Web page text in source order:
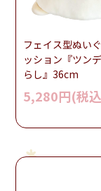
フェイス型ぬい
ッション『ツン
らし』36cm
5,280円(税